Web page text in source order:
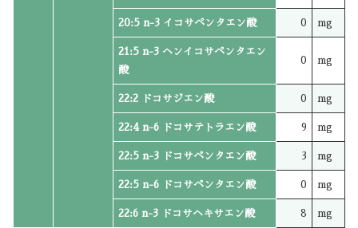
20:5 n-3 イコサペンタエン酸 0 mg
21:5 n-3 ヘンイコサペンタエン
酸
0 mg
22:2 ドコサジエン酸 0 mg
22:4 n-6 ドコサテトラエン酸 9 mg
22:5 n-3 ドコサペンタエン酸 3 mg
22:5 n-6 ドコサペンタエン酸 0 mg
22:6 n-3 ドコサヘキサエン酸 8 mg